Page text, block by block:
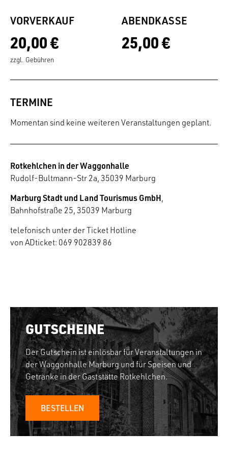
VORVERKAUF
20,00 €
zzgl. Gebühren
ABENDKASSE
25,00 €
TERMINE
Momentan sind keine weiteren Veranstaltungen geplant.
Rotkehlchen in der Waggonhalle
Rudolf-Bultmann-Str 2a, 35039 Marburg
Marburg Stadt und Land Tourismus GmbH,
Bahnhofstraße 25, 35039 Marburg
telefonisch unter der Ticket Hotline
von ADticket: 069 902839 86
GUTSCHEINE
Der Gutschein ist einlösbar für Veranstaltungen in
der Waggonhalle Marburg und für Speisen und
Getränke in der Gaststätte Rotkehlchen.
BESTELLEN